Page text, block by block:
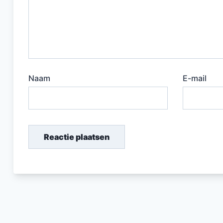
Naam E-mail